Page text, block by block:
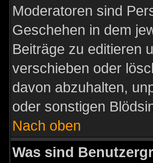
Moderatoren sind
Geschehen in dem
Beiträge zu editieren
verschieben oder
davon abzuhalten,
oder sonstigen
Nach oben
Was sind